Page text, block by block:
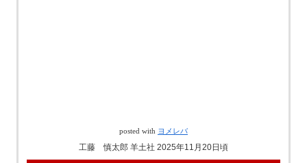
posted with ヨメレバ
工藤 慎太郎 羊土社 2025年11月20日頃